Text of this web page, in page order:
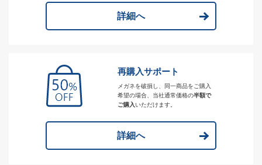
詳細へ
再購入サポート
メガネを破損し、同一商品をご購入
希望の場合、当社通常価格の半額で
ご購入いただけます。
詳細へ